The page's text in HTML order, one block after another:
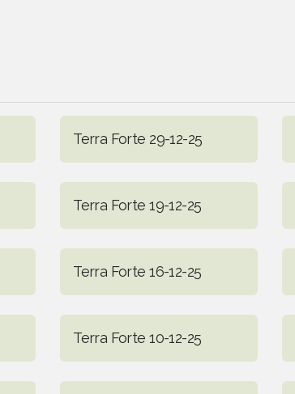
Terra Forte 29-12-25
Terra Forte 19-12-25
Terra Forte 16-12-25
Terra Forte 10-12-25